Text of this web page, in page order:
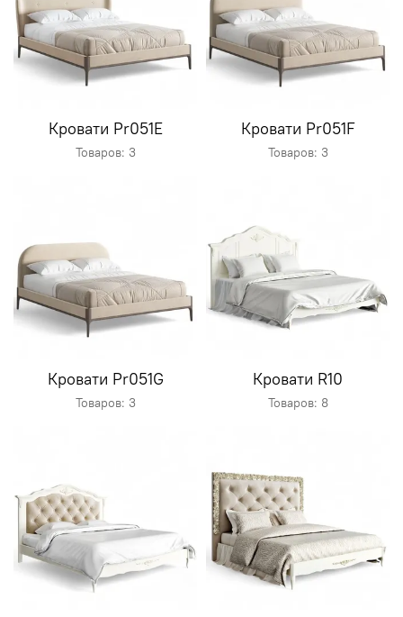
Кровати Pr051E
Товаров: 3
Кровати Pr051F
Товаров: 3
Кровати Pr051G
Товаров: 3
Кровати R10
Товаров: 8